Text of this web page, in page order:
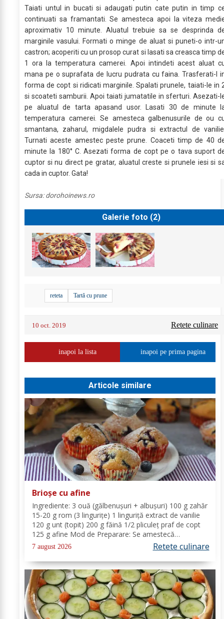
Taiati untul in bucati si adaugati putin cate putin in timp
continuati sa framantati. Se amesteca apoi la viteza
aproximativ 10 minute. Aluatul trebuie sa se desprinda
marginile vasului. Formati o minge de aluat si puneti-o intr-
castron; acoperiti cu un prosop curat si lasati sa creasca timp
1 ora la temperatura camerei. Apoi intindeti acest aluat
mana pe o suprafata de lucru pudrata cu faina. Trasferati-l
forma de copt si ridicati marginile. Spalati prunele, taiati-le in
si scoateti samburii. Apoi taiati jumatatile in sferturi. Asezati-
pe aluatul de tarta apasand usor. Lasati 30 de minute
temperatura camerei. Se amesteca galbenusurile de ou
smantana, zaharul, migdalele pudra si extractul de
Turnati aceste amestec peste prune. Coaceti timp de 40
minute la 180° C. Asezati forma de copt pe o tava suport
cuptor si nu direct pe gratar, aluatul creste si prunele iesi si
cada in cuptor. Gata!
Sursa:dorohoinews.ro
Galerie foto (2)
reteta Tartă cu prune
10 oct. 2019 Retete culinare
inapoi la lista inapoi pe prima pagina
Articole similare
Brioșe cu afine
Ingrediente: 3 ouă (gălbenușuri + albușuri) 100 g zahăr
15-20 g rom (3 lingurițe) 1 linguriță extract de vanilie
120 g unt (topit) 200 g făină 1/2 pliculeț praf de copt
125 g afine Mod de Preparare: Se amestecă
gălbenușurile cu zahărul, romul și vanilia. Se adaugă
untul topit, făina și praful de...
7 august 2026 Retete culinare